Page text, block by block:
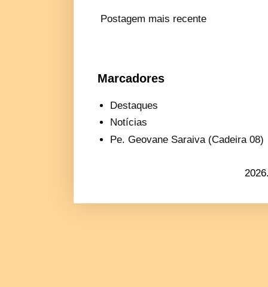
Postagem mais recente
Marcadores
Destaques
Notícias
Pe. Geovane Saraiva (Cadeira 08)